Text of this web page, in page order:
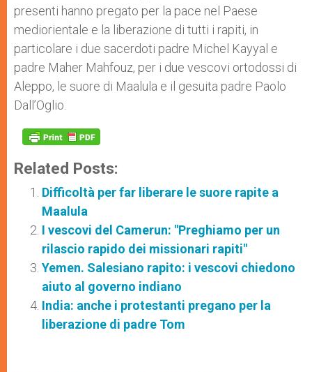
presenti hanno pregato per la pace nel Paese
mediorientale e la liberazione di tutti i rapiti, in
particolare i due sacerdoti padre Michel Kayyal e
padre Maher Mahfouz, per i due vescovi ortodossi di
Aleppo, le suore di Maalula e il gesuita padre Paolo
Dall’Oglio.
Related Posts:
Difficoltà per far liberare le suore rapite a
Maalula
I vescovi del Camerun: "Preghiamo per un
rilascio rapido dei missionari rapiti"
Yemen. Salesiano rapito: i vescovi chiedono
aiuto al governo indiano
India: anche i protestanti pregano per la
liberazione di padre Tom